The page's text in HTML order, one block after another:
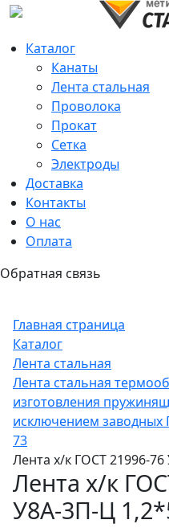
Каталог
Канаты
Лента стальная
Проволока
Прокат
Сетка
Электроды
Доставка
Контакты
О нас
Оплата
Обратная связь
Главная страница
Каталог
Лента стальная
Лента стальная
изготовления
исключением заводных
73
Лента х/к ГОСТ 21996-
Лента х/к
У8А-3П-Ц